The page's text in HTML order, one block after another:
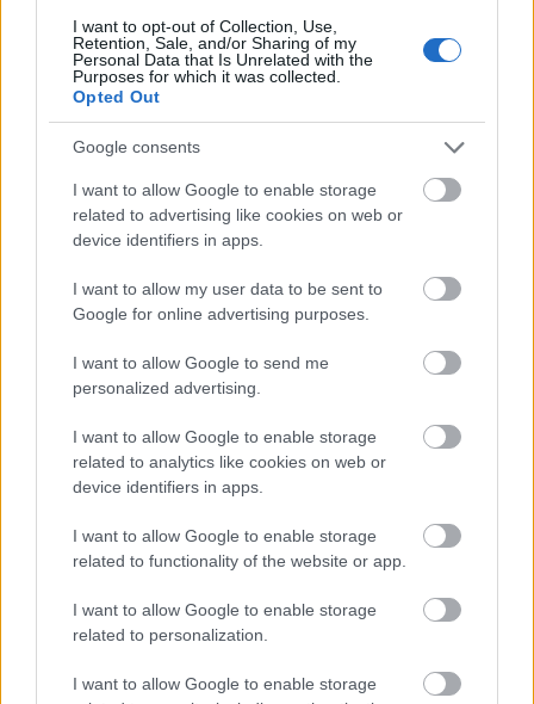
I want to opt-out of Collection, Use,
Retention, Sale, and/or Sharing of my
Personal Data that Is Unrelated with the
Purposes for which it was collected.
Opted Out
Google consents
I want to allow Google to enable storage
related to advertising like cookies on web or
device identifiers in apps.
I want to allow my user data to be sent to
Google for online advertising purposes.
I want to allow Google to send me
personalized advertising.
I want to allow Google to enable storage
related to analytics like cookies on web or
device identifiers in apps.
I want to allow Google to enable storage
related to functionality of the website or app.
I want to allow Google to enable storage
related to personalization.
I want to allow Google to enable storage
fiú készteti meghátrálásra. Rendezőnk - megfelelő
súlyú színpadi művészek híján - meg sem kísérli a
lehetetlent, hogy a jelenet azzá emelkedjék, aminek
gyárilag szánták: a két hős egymásnak feszülése
elmarad. Viszont ügyes eszközökkel illusztrálja azt,
A nagy szerelmi képnek egy lakótelep folyosója ad
kilincsen, majd festékszóróval szívet rajzol a bejárati
ajtó ablakára, s közepébe szakadt szirmot illeszt.
Margit porszívózik, s a szemeteszsákokat teszi ki.
Lakásának szűk ajtaja maximum másfél szobát
sejtet. Ingpólóban, köpenyben, papucsban esik meg.
Alföldi alacsonyan húzza meg a történet ívét. Az
aktussal meg se várja a zene önkívületét, már
összehamarkodja a testi szerelemet. Kisemberek piti
vonzalmáról van szó, nincs itt semmi nagyszabású, a